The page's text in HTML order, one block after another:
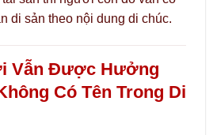
di sản theo nội dung di chúc.
Vẫn Được Hưởng
Có Tên Trong Di